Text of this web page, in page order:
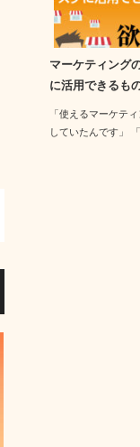
マーケティング
に活用できるも
「使えるマーケテ
していたんです」